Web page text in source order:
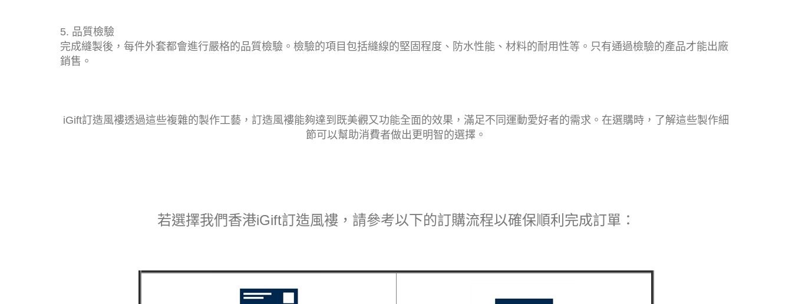
5. 品質檢驗
完成縫製後，每件外套都會進行嚴格的品質檢驗。檢驗的項目包括縫線的堅固程度、防水性能、材料的耐用性等。只有通過檢驗的產品才能出廠
銷售。
iGift訂造風褸透過這些複雜的製作工藝，訂造風褸能夠達到既美觀又功能全面的效果，滿足不同運動愛好者的需求。在選購時，了解這些製作細
節可以幫助消費者做出更明智的選擇。
若選擇我們香港iGift訂造風褸，請參考以下的訂購流程以確保順利完成訂單：